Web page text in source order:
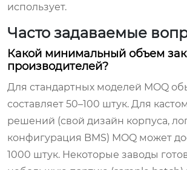
использует.
Часто задаваемые
Какой минимальный объем
производителей?
Для стандартных моделей MOQ
составляет 50–100 штук. Для
решений (свой дизайн корпуса,
конфигурация BMS) MOQ может
1000 штук. Некоторые заводы